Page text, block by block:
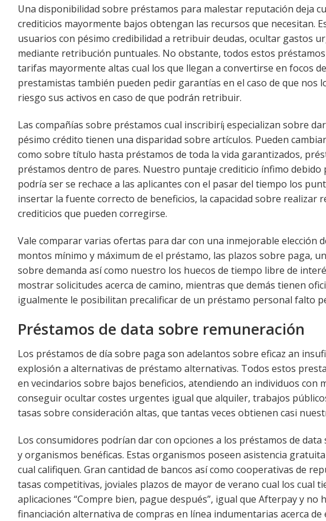
Una disponibilidad sobre préstamos para malestar reputación deja
crediticios mayormente bajos obtengan las recursos que necesitan.
usuarios con pésimo credibilidad a retribuir deudas, ocultar gastos
mediante retribución puntuales. No obstante, todos estos
tarifas mayormente altas cual los que llegan a convertirse en focos
prestamistas también pueden pedir garantías en el caso de que nos
riesgo sus activos en caso de que podrán retribuir.
Las compañías sobre préstamos cual inscribirí¡ especializan sobre
pésimo crédito tienen una disparidad sobre artículos. Pueden
como sobre título hasta préstamos de toda la vida garantizados,
préstamos dentro de pares. Nuestro puntaje crediticio ínfimo
podrí­a ser se rechace a las aplicantes con el pasar del tiempo los
insertar la fuente correcto de beneficios, la capacidad sobre realizar
crediticios que pueden corregirse.
Vale comparar varias ofertas para dar con una inmejorable elección
montos mínimo y máximum de el préstamo, las plazos sobre paga,
sobre demanda así­ como nuestro los huecos de tiempo libre de
mostrar solicitudes acerca de camino, mientras que demás tienen
igualmente le posibilitan precalificar de un préstamo personal falto
Préstamos de data sobre remuneración
Los préstamos de día sobre paga son adelantos sobre eficaz an
explosión a alternativas de préstamo alternativas. Todos estos
en vecindarios sobre bajos beneficios, atendiendo an individuos
conseguir ocultar costes urgentes igual que alquiler, trabajos
tasas sobre consideración altas, que tantas veces obtienen casi
Los consumidores podrían dar con opciones a los préstamos de
y organismos benéficas. Estas organismos poseen asistencia
cual califiquen. Gran cantidad de bancos así­ como cooperativas de
tasas competitivas, joviales plazos de mayor de verano cual los cual
aplicaciones “Compre bien, pague después”, igual que Afterpay y
financiación alternativa de compras en línea indumentarias acerca de